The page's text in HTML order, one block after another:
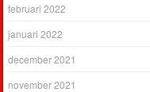
februari 2022
januari 2022
december 2021
november 2021